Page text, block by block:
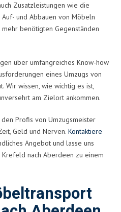
Zusatzleistungen wie die
und Abbauen von Möbeln
benötigten Gegenständen
über umfangreiches Know-how
eines Umzugs von
Wir wissen, wie wichtig es ist,
am Zielort ankommen.
Profis von Umzugsmeister
Geld und Nerven. Kontaktiere
Angebot und lasse uns
nach Aberdeen zu einem